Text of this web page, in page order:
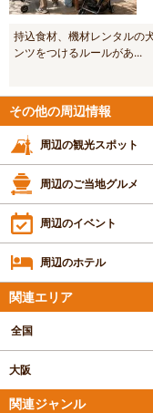
持込食材、機材レンタルの
ンツをつけるルールがあ...
その他の周辺情報
周辺の観光スポット
周辺のご当地グルメ
周辺のイベント
周辺のホテル
関連エリア
全国
大阪
関連ジャンル